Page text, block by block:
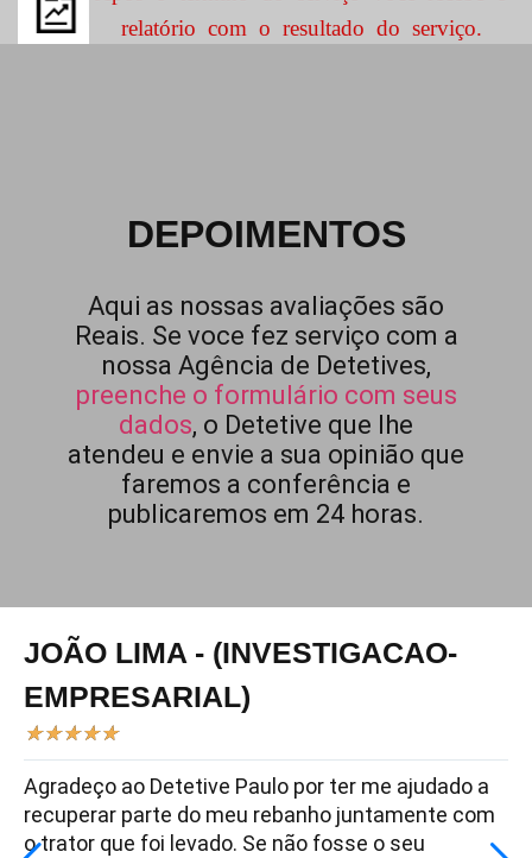
relatório com o resultado do serviço.
DEPOIMENTOS
Aqui as nossas avaliações são
Reais. Se voce fez serviço com a
nossa Agência de Detetives,
preenche o formulário com seus
dados, o Detetive que lhe
atendeu e envie a sua opinião que
faremos a conferência e
publicaremos em 24 horas.
JOÃO LIMA - (INVESTIGACAO-
EMPRESARIAL)
★★★★★
Agradeço ao Detetive Paulo por ter me ajudado a
recuperar parte do meu rebanho juntamente com
o trator que foi levado. Se não fosse o seu